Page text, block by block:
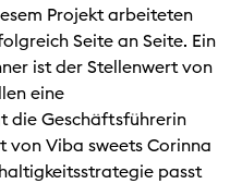
Projekt arbeiteten
Seite an Seite. Ein
ist der Stellenwert von
eine
die Geschäftsführerin
von Viba sweets Corinna
passt